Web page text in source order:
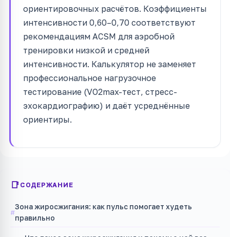
ориентировочных расчётов. Коэффициенты
интенсивности 0,60–0,70 соответствуют
рекомендациям ACSM для аэробной
тренировки низкой и средней
интенсивности. Калькулятор не заменяет
профессиональное нагрузочное
тестирование (VO2max-тест, стресс-
эхокардиографию) и даёт усреднённые
ориентиры.
СОДЕРЖАНИЕ
Зона жиросжигания: как пульс помогает худеть
правильно